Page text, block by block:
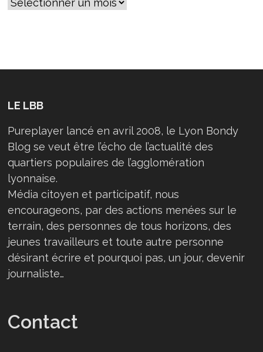
LE LBB
Pureplayer lancé en avril 2008, le Lyon Bondy
Blog se veut être l’écho de l’actualité des
quartiers populaires de l’agglomération
lyonnaise.
Média citoyen et participatif, nous
encourageons, par des actions menées sur le
terrain, des personnes de tous horizons, des
jeunes travailleurs et toute autre personne
désirant écrire et pourquoi pas, un jour, devenir
journaliste…
Contact